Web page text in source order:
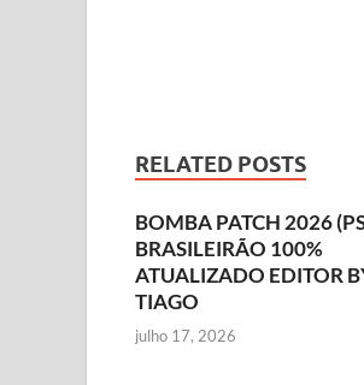
RELATED POSTS
BOMBA PATCH 2026
BRASILEIRÃO 100%
ATUALIZADO EDITOR
TIAGO
julho 17, 2026